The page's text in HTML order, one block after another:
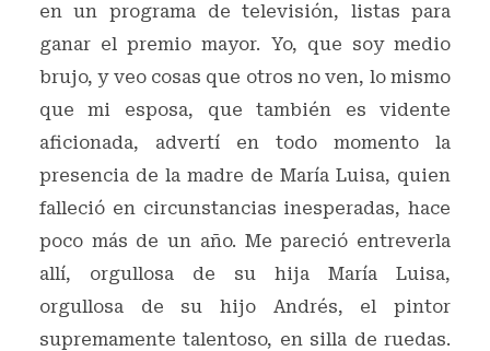
en un programa de televisión, listas para
ganar el premio mayor. Yo, que soy medio
brujo, y veo cosas que otros no ven, lo mismo
que mi esposa, que también es vidente
aficionada, advertí en todo momento la
presencia de la madre de María Luisa, quien
falleció en circunstancias inesperadas, hace
poco más de un año. Me pareció entreverla
allí, orgullosa de su hija María Luisa,
orgullosa de su hijo Andrés, el pintor
supremamente talentoso, en silla de ruedas.